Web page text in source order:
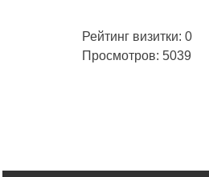
Рейтинг визитки: 0
Просмотров: 5039